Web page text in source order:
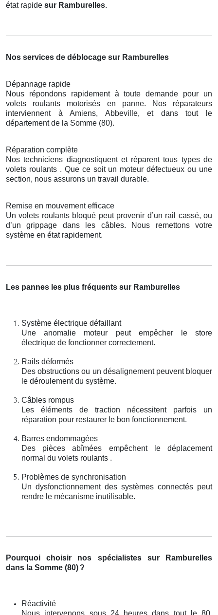
état rapide sur Ramburelles.
Nos services de déblocage sur Ramburelles
Dépannage rapide
Nous répondons rapidement à toute demande pour un
volets roulants motorisés en panne. Nos réparateurs
interviennent à Amiens, Abbeville, et dans tout le
département de la Somme (80).
Réparation complète
Nos techniciens diagnostiquent et réparent tous types de
volets roulants . Que ce soit un moteur défectueux ou une
section, nous assurons un travail durable.
Remise en mouvement efficace
Un volets roulants bloqué peut provenir d’un rail cassé, ou
d’un grippage dans les câbles. Nous remettons votre
système en état rapidement.
Les pannes les plus fréquents sur Ramburelles
Système électrique défaillant
Une anomalie moteur peut empêcher le store
électrique de fonctionner correctement.
Rails déformés
Des obstructions ou un désalignement peuvent bloquer
le déroulement du système.
Câbles rompus
Les éléments de traction nécessitent parfois un
réparation pour restaurer le bon fonctionnement.
Barres endommagées
Des pièces abîmées empêchent le déplacement
normal du volets roulants .
Problèmes de synchronisation
Un dysfonctionnement des systèmes connectés peut
rendre le mécanisme inutilisable.
Pourquoi choisir nos spécialistes sur Ramburelles
dans la Somme (80) ?
Réactivité
Nous intervenons sous 24 heures dans tout le 80,